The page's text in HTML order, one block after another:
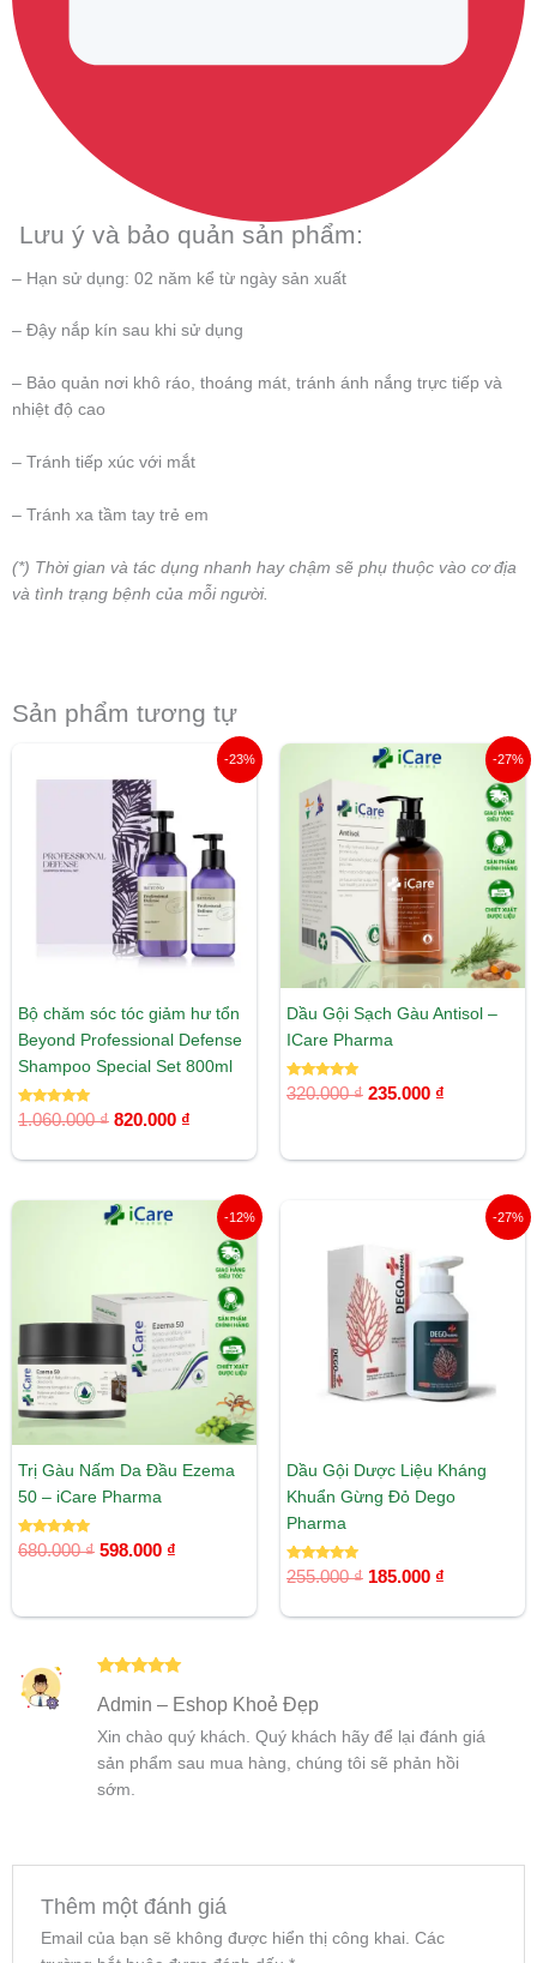
Lưu ý và bảo quản sản phẩm:
– Hạn sử dụng: 02 năm kể từ ngày sản xuất
– Đậy nắp kín sau khi sử dụng
– Bảo quản nơi khô ráo, thoáng mát, tránh ánh nắng trực tiếp và
nhiệt độ cao
– Tránh tiếp xúc với mắt
– Tránh xa tầm tay trẻ em
(*) Thời gian và tác dụng nhanh hay chậm sẽ phụ thuộc vào cơ địa
và tình trạng bệnh của mỗi người.
Sản phẩm tương tự
-23%
Bộ chăm sóc tóc giảm hư tổn
Beyond Professional Defense
Shampoo Special Set 800ml
Được xếp
hạng
1.060.000₫
là:
1.060.000 ₫.
820.000 ₫
Giá
hiện
820.000 ₫.
-27%
Dầu Gội Sạch Gàu Antisol –
ICare Pharma
Được xếp
hạng
320.000₫
Giá
gốc
là:
320.000 ₫.
235.000 ₫
235.000 ₫.
-12%
Trị Gàu Nấm Da Đầu Ezema
50 – iCare Pharma
Được xếp
hạng
680.000₫
Giá
gốc
598.000 ₫
598.000 ₫.
-27%
Dầu Gội Dược Liệu Kháng
Khuẩn Gừng Đỏ Dego
Pharma
Được xếp
hạng
255.000₫
255.000 ₫.
185.000 ₫
tại
là:
185.000 ₫.
hạng55
Admin – Eshop Khoẻ Đẹp
Xin chào quý khách. Quý khách hãy để lại đánh giá
sản phẩm sau mua hàng, chúng tôi sẽ phản hồi
sớm.
Thêm một đánh giá
Email của bạn sẽ không được hiển thị công khai. Các